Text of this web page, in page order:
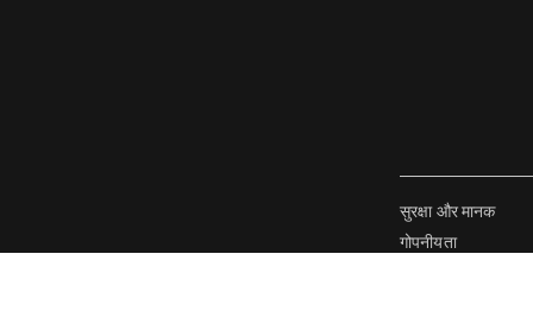
सुरक्षा और मानक
गोपनीयता